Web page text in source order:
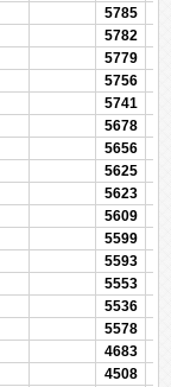
5785
5782
5779
5756
5741
5678
5656
5625
5623
5609
5599
5593
5553
5536
5578
4683
4508